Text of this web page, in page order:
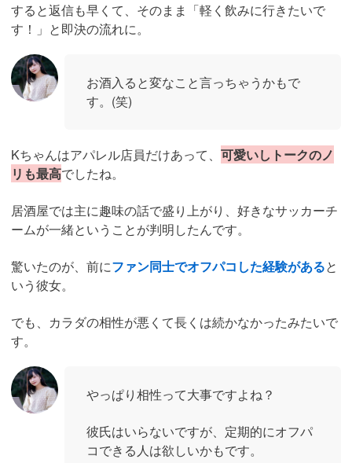
すると返信も早くて、そのまま「軽く飲みに行きたいで
す！」と即決の流れに。
お酒入ると変なこと言っちゃうかもで
す。(笑)
Kちゃんはアパレル店員だけあって、 可愛いしトークのノ
リも最高でしたね。
居酒屋では主に趣味の話で盛り上がり、好きなサッカーチ
ームが一緒ということが判明したんです。
驚いたのが、前にファン同士でオフパコした経験があると
いう彼女。
でも、カラダの相性が悪くて長くは続かなかったみたいで
す。
やっぱり相性って大事ですよね？
彼氏はいらないですが、定期的にオフパ
コできる人は欲しいかもです。